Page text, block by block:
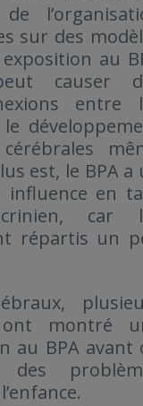
sur des
au
causer
entre
est, le BPA a
influence en
car
répartis un
ont montré
au BPA avant